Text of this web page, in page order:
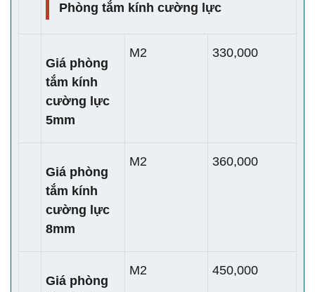
Phòng tắm kính cường lực
Giá phòng
tắm kính
cường lực
5mm
M2 330,000
Giá phòng
tắm kính
cường lực
8mm
M2 360,000
Giá phòng
M2 450,000